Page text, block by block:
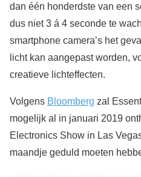
dan één honderdste van een
dus niet 3 á 4 seconde te
smartphone camera’s het
licht kan aangepast worden,
creatieve lichteffecten.
Volgens Bloomberg zal
mogelijk al in januari 2019
Electronics Show in Las
maandje geduld moeten